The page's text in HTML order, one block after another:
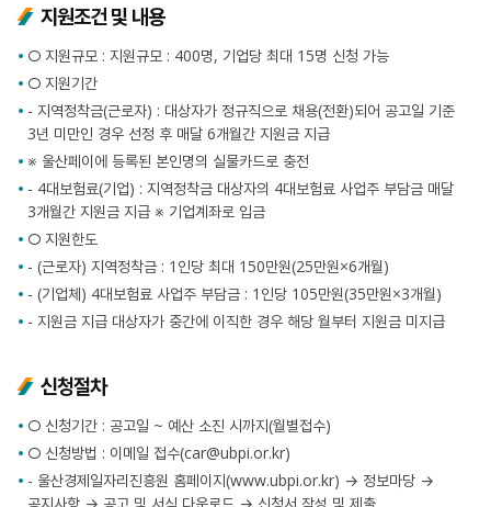
지원조건 및 내용
○ 지원규모 : 지원규모 : 400명, 기업당 최대 15명 신청 가능
○ 지원기간
- 지역정착금(근로자) : 대상자가 정규직으로 채용(전환)되어 공고일 기준
3년 미만인 경우 선정 후 매달 6개월간 지원금 지급
※ 울산페이에 등록된 본인명의 실물카드로 충전
- 4대보험료(기업) : 지역정착금 대상자의 4대보험료 사업주 부담금 매달
3개월간 지원금 지급 ※ 기업계좌로 입금
○ 지원한도
- (근로자) 지역정착금 : 1인당 최대 150만원(25만원×6개월)
- (기업체) 4대보험료 사업주 부담금 : 1인당 105만원(35만원×3개월)
- 지원금 지급 대상자가 중간에 이직한 경우 해당 월부터 지원금 미지급
신청절차
○ 신청기간 : 공고일 ~ 예산 소진 시까지(월별접수)
○ 신청방법 : 이메일 접수(car@ubpi.or.kr)
- 울산경제일자리진흥원 홈페이지(www.ubpi.or.kr) → 정보마당 →